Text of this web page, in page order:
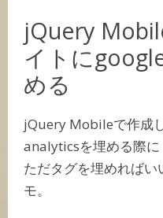
jQuery
イトに
める
jQuery Mobileで作成
analyticsを埋める際に
ただタグを埋めればい
モ。